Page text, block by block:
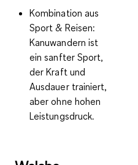
Kombination aus
Sport & Reisen:
Kanuwandern ist
ein sanfter Sport,
der Kraft und
Ausdauer trainiert,
aber ohne hohen
Leistungsdruck.